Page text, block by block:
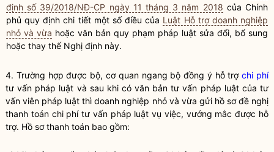
định số 39/2018/NĐ-CP ngày 11 tháng 3 năm 2018 của Chính
phủ quy định chi tiết một số điều của Luật Hỗ trợ doanh nghiệp
nhỏ và vừa hoặc văn bản quy phạm pháp luật sửa đổi, bổ sung
hoặc thay thế Nghị định này.
4. Trường hợp được bộ, cơ quan ngang bộ đồng ý hỗ trợchi phí
tư vấn pháp luật và sau khi có văn bản tư vấn pháp luậtcủa tư
vấn viên pháp luật thì doanh nghiệp nhỏ và vừa gửi hồ sơ đề nghị
thanh toán chi phítư vấn pháp luật vụ việc, vướng mắc được hỗ
trợ. Hồ sơ thanh toán bao gồm: